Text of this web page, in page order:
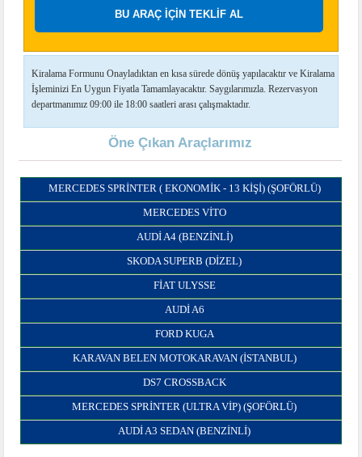
Kiralama Formunu Onayladıktan en kısa sürede dönüş yapılacaktır ve Kiralama
İşleminizi En Uygun Fiyatla Tamamlayacaktır. Saygılarımızla. Rezervasyon
departmanımız 09:00 ile 18:00 saatleri arası çalışmaktadır.
Öne Çıkan Araçlarımız
MERCEDES SPRINTER ( EKONOMIK - 13 KIŞI) (ŞOFÖRLÜ)
MERCEDES VITO
AUDI A4 (BENZINLI)
SKODA SUPERB (DIZEL)
FİAT ULYSSE
AUDI A6
FORD KUGA
KARAVAN BELEN MOTOKARAVAN (İSTANBUL)
DS7 CROSSBACK
MERCEDES SPRINTER (ULTRA VIP) (ŞOFÖRLÜ)
AUDI A3 SEDAN (BENZINLI)